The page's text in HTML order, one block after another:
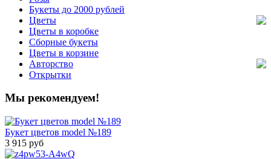
Букеты до 2000 рублей
Цветы
Цветы в коробке
Сборные букеты
Цветы в корзине
Авторство
Открытки
Мы рекомендуем!
Букет цветов model №189
3 915 руб